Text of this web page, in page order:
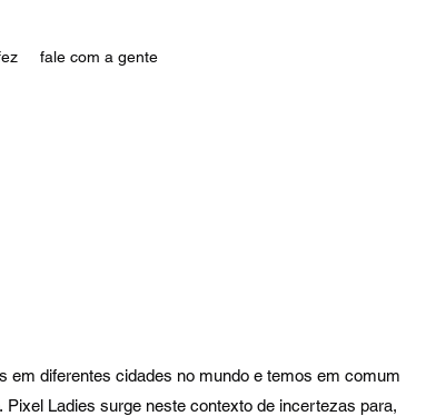
fale com a gente
diferentes cidades no mundo e temos em comum
Ladies surge neste contexto de incertezas para,